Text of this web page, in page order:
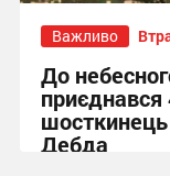
Важливо
До
приєднався
Дебда